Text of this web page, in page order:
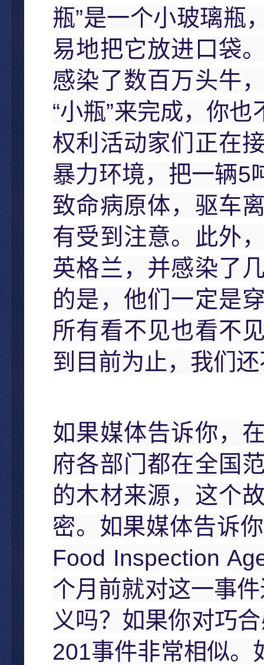
瓶”是一个小玻璃瓶
易地把它放进口袋
感染了数百万头牛
“小瓶”来完成，你也
权利活动家们正在
暴力环境，把一辆5
致命病原体，驱车
有受到注意。此外
英格兰，并感染了
的是，他们一定是
所有看不见也看不
到目前为止，我们
如果媒体告诉你，
府各部门都在全国
的木材来源，这个
密。如果媒体告诉
Food Inspection
个月前就对这一事
义吗？如果你对巧
201事件非常相似。